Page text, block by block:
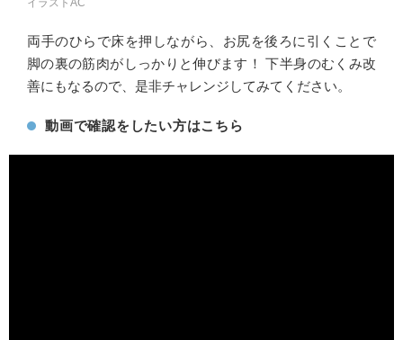
イラストAC
両手のひらで床を押しながら、お尻を後ろに引くことで
脚の裏の筋肉がしっかりと伸びます！ 下半身のむくみ改
善にもなるので、是非チャレンジしてみてください。
動画で確認をしたい方はこちら